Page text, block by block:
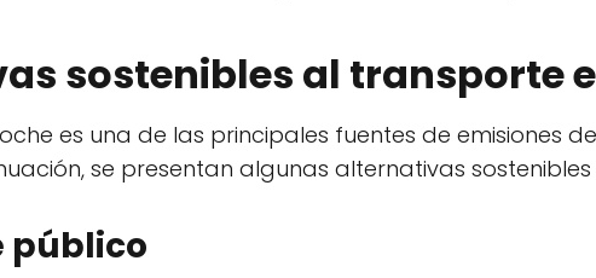
sostenibles al transporte
es una de las principales fuentes de emisiones
se presentan algunas alternativas
público